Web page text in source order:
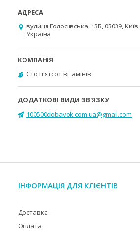
вулиця Голосіївська, 13Б, 03039, Київ,
Україна
Cто п'ятсот вітамінів
100500dobavok.com.ua@gmail.com
ІНФОРМАЦІЯ ДЛЯ КЛІЄНТІВ
Доставка
Оплата